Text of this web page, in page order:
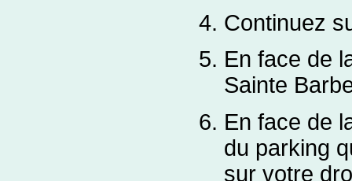
Continuez
En face de
Sainte
En face de
du parking
sur votre